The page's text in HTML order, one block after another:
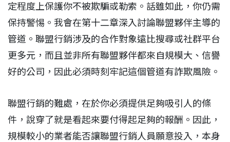
定程度上保護你不被欺騙或勒索。話雖如此，你仍需
保持警惕。我會在第十二章深入討論聯盟夥伴主導的
管道。聯盟行銷涉及的合作對象遠比搜尋或社群平台
更多元，而且並非所有聯盟夥伴都來自規模大、信譽
好的公司，因此必須時刻牢記這個管道有詐欺風險。
聯盟行銷的難處，在於你必須提供足夠吸引人的條
件，說穿了就是看起來要付得起足夠的報酬。因此，
規模較小的業者能否讓聯盟行銷人員願意投入，本身